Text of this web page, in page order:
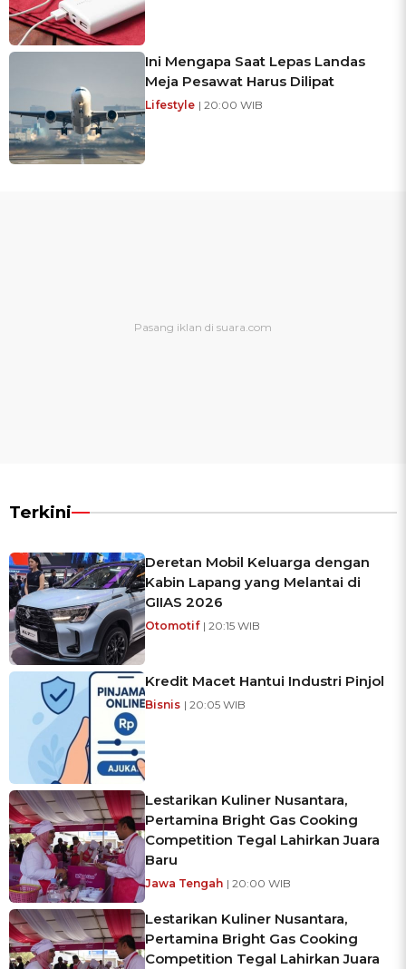
Ini Mengapa Saat Lepas Landas
Meja Pesawat Harus Dilipat
Lifestyle | 20:00 WIB
Terkini
Deretan Mobil Keluarga dengan
Kabin Lapang yang Melantai di
GIIAS 2026
Otomotif | 20:15 WIB
Kredit Macet Hantui Industri Pinjol
Bisnis | 20:05 WIB
Lestarikan Kuliner Nusantara,
Pertamina Bright Gas Cooking
Competition Tegal Lahirkan Juara
Baru
Jawa Tengah | 20:00 WIB
Lestarikan Kuliner Nusantara,
Pertamina Bright Gas Cooking
Competition Tegal Lahirkan Juara